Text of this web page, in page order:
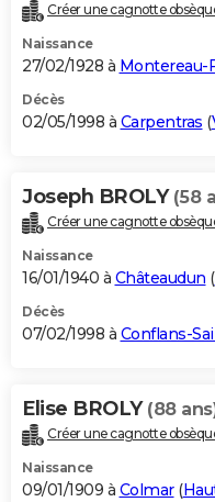
Créer une cagnotte
Naissance
27/02/1928 à Montereau-
Décès
02/05/1998 à Carpentras (
Joseph BROLY (58
Créer une cagnotte
Naissance
16/01/1940 à Châteaudun (
Décès
07/02/1998 à Conflans-
Elise BROLY (88
Créer une cagnotte
Naissance
09/01/1909 à Colmar(